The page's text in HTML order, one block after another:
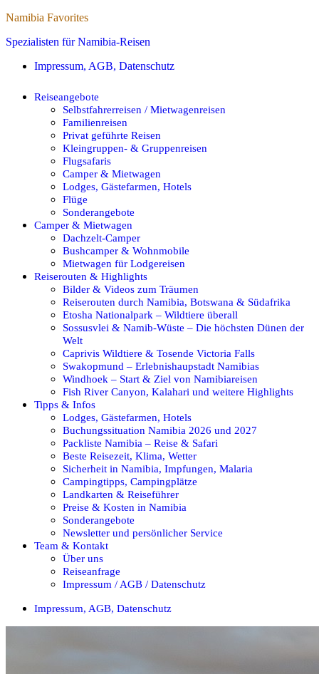
Namibia Favorites
Spezialisten für Namibia-Reisen
Impressum, AGB, Datenschutz
Reiseangebote
Selbstfahrerreisen / Mietwagenreisen
Familienreisen
Privat geführte Reisen
Kleingruppen- & Gruppenreisen
Flugsafaris
Camper & Mietwagen
Lodges, Gästefarmen, Hotels
Flüge
Sonderangebote
Camper & Mietwagen
Dachzelt-Camper
Bushcamper & Wohnmobile
Mietwagen für Lodgereisen
Reiserouten & Highlights
Bilder & Videos zum Träumen
Reiserouten durch Namibia, Botswana & Südafrika
Etosha Nationalpark – Wildtiere überall
Sossusvlei & Namib-Wüste – Die höchsten Dünen der
Welt
Caprivis Wildtiere & Tosende Victoria Falls
Swakopmund – Erlebnishaupstadt Namibias
Windhoek – Start & Ziel von Namibiareisen
Fish River Canyon, Kalahari und weitere Highlights
Tipps & Infos
Lodges, Gästefarmen, Hotels
Buchungssituation Namibia 2026 und 2027
Packliste Namibia – Reise & Safari
Beste Reisezeit, Klima, Wetter
Sicherheit in Namibia, Impfungen, Malaria
Campingtipps, Campingplätze
Landkarten & Reiseführer
Preise & Kosten in Namibia
Sonderangebote
Newsletter und persönlicher Service
Team & Kontakt
Über uns
Reiseanfrage
Impressum / AGB / Datenschutz
Impressum, AGB, Datenschutz